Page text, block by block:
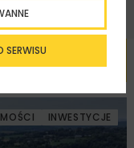
INWESTYCJE
SERWISU